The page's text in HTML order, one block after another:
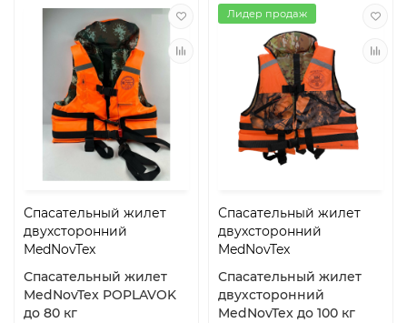
Спасательный жилет
двухсторонний
MedNovTex
Спасательный жилет
MedNovTex POPLAVOK
до 80 кг
Лидер продаж
Спасательный жилет
двухсторонний
MedNovTex
Спасательный жилет
двухсторонний
MedNovTex до 100 кг